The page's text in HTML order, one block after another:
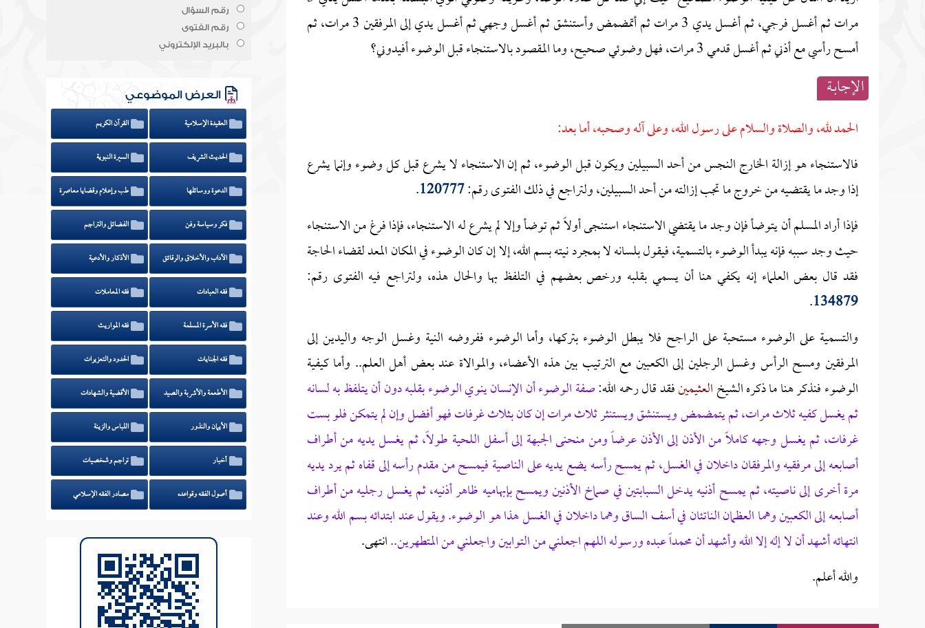
مرات ثم أغسل فرجي، ثم أغسل يدي 3 مرات ثم أتمضمض وأستنشق ثم أغسل وجهي ثم أغسل يدي إلى المرفقين 3 مرات، ثم
أمسح رأسي مع أذني ثم أغسل قدمي 3 مرات، فهل وضوئي صحيح، وما المقصود بالاستنجاء قبل الوضوء أفيدوني؟
الإجابــة
الحمد لله، والصلاة والسلام على رسول الله، وعلى آله وصحبه، أما بعد:
فالاستنجاء هو إزالة الخارج النجس من أحد السبيلين ويكون قبل الوضوء، ثم إن الاستنجاء لا يشرع قبل كل وضوء وإنما يشرع
إذا وجد ما يقتضيه من خروج ما تجب إزالته من أحد السبيلين، ولتراجع في ذلك الفتوى رقم:120777
.
فإذا أراد المسلم أن يتوضأ فإن وجد ما يقتضي الاستنجاء استنجى أولاً ثم توضأ وإلا لم يشرع له الاستنجاء، فإذا فرغ من الاستنجاء
حيث وجد سببه فإنه يبدأ الوضوء بالتسمية، فيقول بلسانه لا بمجرد نيته بسم الله، إلا إن كان الوضوء في المكان المعد لقضاء الحاجة
فقد قال بعض العلماء إنه يكفي هنا أن يسمي بقلبه ورخص بعضهم في التلفظ بها والحال هذه، ولتراجع فيه الفتوى رقم:
134879
.
والتسمية على الوضوء مستحبة على الراجح فلا يبطل الوضوء بتركها، وأما الوضوء ففروضه النية وغسل الوجه واليدين إلى
المرفقين ومسح الرأس وغسل الرجلين إلى الكعبين مع الترتيب بين هذه الأعضاء، والموالاة عند بعض أهل العلم.. وأما كيفية
الوضوء فنذكر هنا ما ذكره الشيخالعثيمينفقد قال رحمه الله:صفة الوضوء أن الإنسان ينوي الوضوء بقلبه دون أن يتلفظ به لسانه
ثم يغسل كفيه ثلاث مرات، ثم يتمضمض ويستنشق ويستنثر ثلاث مرات إن كان بثلاث غرفات فهو أفضل وإن لم يتمكن فلو بست
غرفات، ثم يغسل وجهه كاملاً من الأذن إلى الأذن عرضاً ومن منحنى الجبهة إلى أسفل اللحية طولاً، ثم يغسل يديه من أطراف
أصابعه إلى مرفقيه والمرفقان داخلان في الغسل، ثم يمسح رأسه يضع يديه على الناصية فيمسح من مقدم رأسه إلى قفاه ثم يرد يديه
مرة أخرى إلى ناصيته، ثم يمسح أذنيه يدخل السبابتين في صماخ الأذنين ويمسح بإبهاميه ظاهر أذنيه، ثم يغسل رجليه من أطراف
أصابعه إلى الكعبين وهما العظمان الناتئان في أسف الساق وهما داخلان في الغسل هذا هو الوضوء. ويقول عند ابتدائه بسم الله وعند
انتهائه أشهد أن لا إله إلا الله وأشهد أن محمداً عبده ورسوله اللهم اجعلني من التوابين واجعلني من المتطهرين..انتهى.
والله أعلم.
رقم السؤال
رقم الفتوى
بالبريد الإلكتروني
العرض الموضوعي
العقيدة الإسلامية القرآن الكريم
الحديث الشريف السيرة النبوية
الدعوة ووسائلها طب وإعلام وقضايا معاصرة
فكر وسياسة وفن الفضائل والتراجم
الآداب والأخلاق والرقائق الأذكار والأدعية
فقه العبادات فقه المعاملات
فقه الأسرة المسلمة فقه المواريث
فقه الجنايات الحدود والتعزيرات
الأطعمة والأشربة والصيد الأقضية والشهادات
الأيمان والنذور اللباس والزينة
أخبار تراجم وشخصيات
أصول الفقه وقواعده مصادر الفقه الإسلامي